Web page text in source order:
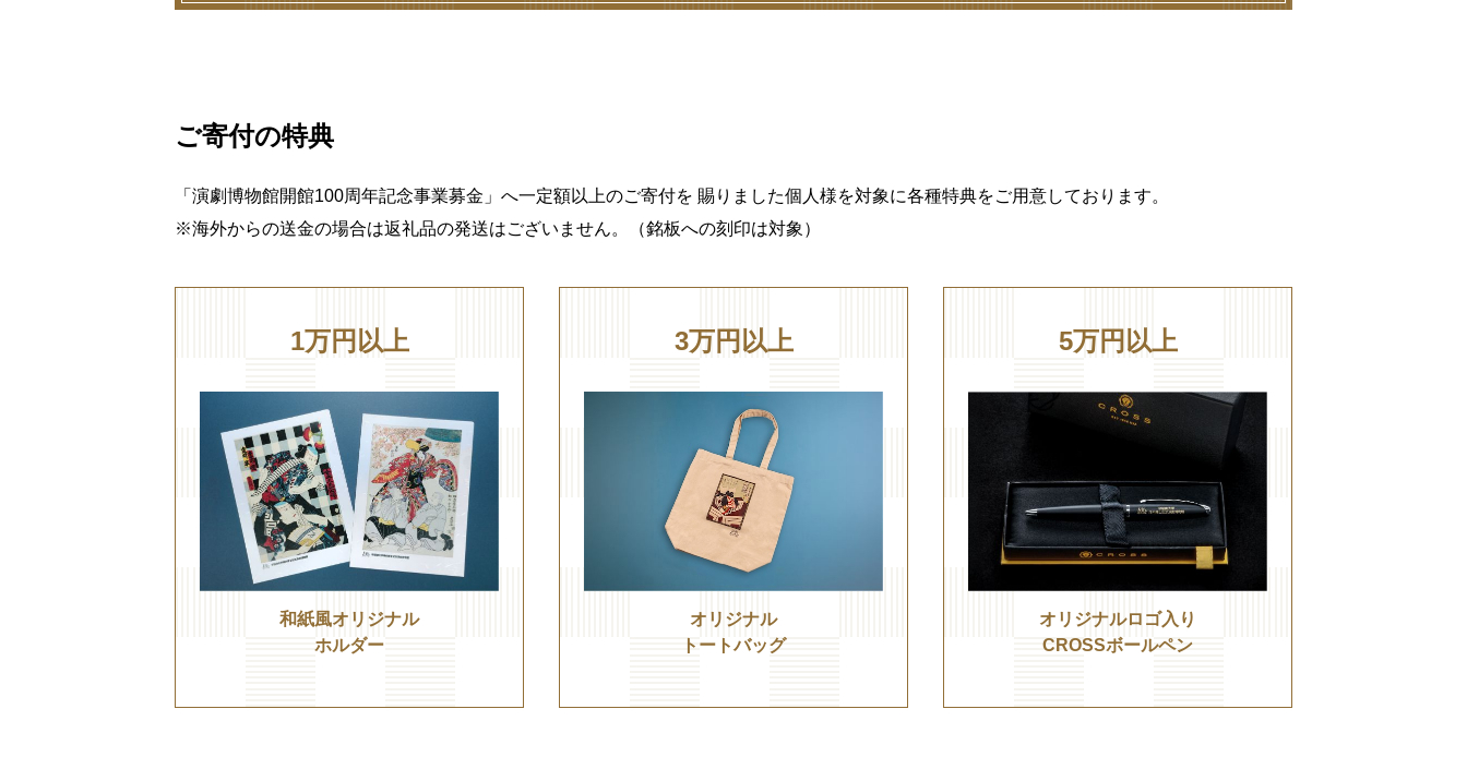
ご寄付の特典
「演劇博物館開館100周年記念事業募金」へ一定額以上のご寄付を 賜りました個人様を対象に各種特典をご用意しております。
※海外からの送金の場合は返礼品の発送はございません。（銘板への刻印は対象）
1万円以上
和紙風オリジナル
ホルダー
3万円以上
オリジナル
トートバッグ
5万円以上
オリジナルロゴ入り
CROSSボールペン